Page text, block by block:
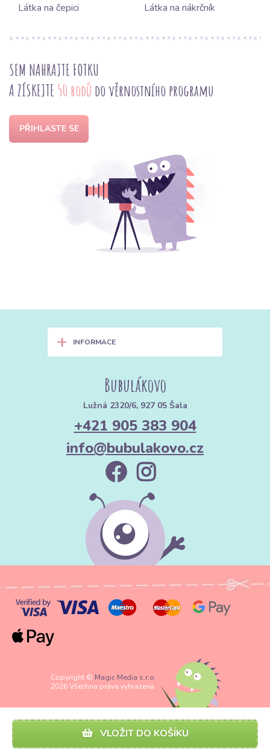
VLOŽIT DO KOŠÍKU
Látka na čepici Látka na nákrčník
SEM NAHRAJTE FOTKU
A ZÍSKEJTE 50 bodů do věrnostního programu
PŘIHLASTE SE
+ INFORMACE
Bubulákovo
Lužná 2320/6, 927 05 Šala
+421 905 383 904
info@bubulakovo.cz
Copyright © Magic Media s.r.o.
2026 Všechna práva vyhrazena